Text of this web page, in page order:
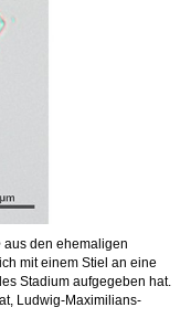
aus den ehemaligen
mit einem Stiel an eine
Stadium aufgegeben hat.
Ludwig-Maximilians-